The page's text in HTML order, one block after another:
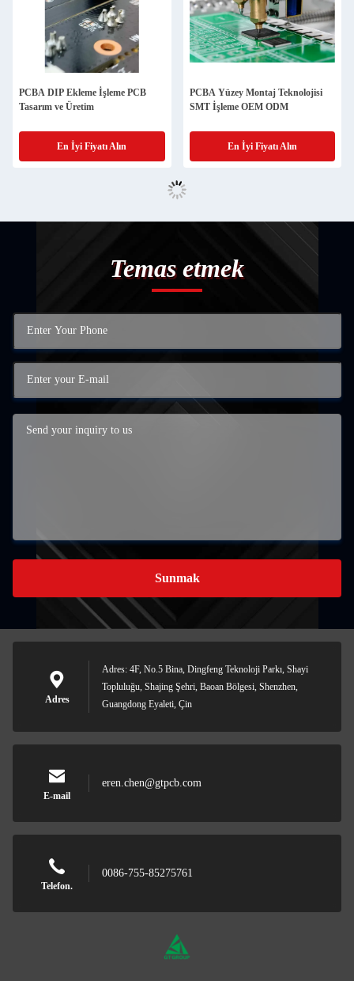
PCBA DIP Ekleme İşleme PCB
Tasarım ve Üretim
En İyi Fiyatı Alın
PCBA Yüzey Montaj Teknolojisi
SMT İşleme OEM ODM
En İyi Fiyatı Alın
Temas etmek
Sunmak
Adres
Adres: 4F, No.5 Bina, Dingfeng Teknoloji Parkı, Shayi
Topluluğu, Shajing Şehri, Baoan Bölgesi, Shenzhen,
Guangdong Eyaleti, Çin
E-mail
eren.chen@gtpcb.com
Telefon.
0086-755-85275761